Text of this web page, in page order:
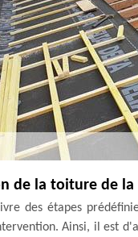
de la toiture de
des étapes
Ainsi, il est